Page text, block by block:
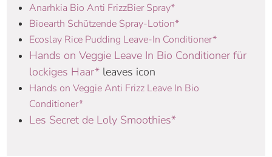
Anarhkia Bio Anti FrizzBier Spray*
Bioearth Schützende Spray-Lotion*
Ecoslay Rice Pudding Leave-In Conditioner*
Hands on Veggie Leave In Bio Conditioner für
lockiges Haar* leaves icon
Hands on Veggie Anti Frizz Leave In Bio
Conditioner*
Les Secret de Loly Smoothies*